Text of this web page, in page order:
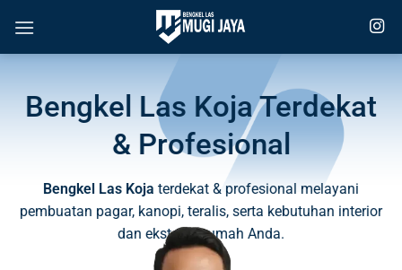
content
Bengkel Las Koja Terdekat
& Profesional
Bengkel Las Koja terdekat & profesional melayani
pembuatan pagar, kanopi, teralis, serta kebutuhan interior
dan eksterior rumah Anda.